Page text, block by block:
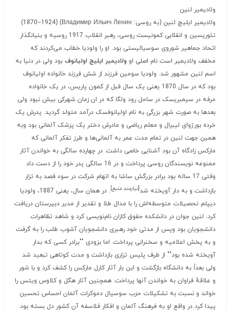
ولادیمیر لنین
ولادیمیر ایلیچ لنین (به روسی: Владимир Ильич Ленин) ‏(1924–1870)
تئوریسین و انقلابی کمونیست روسی، رهبر انقلاب 1917 روسیه و بنیانگذار
اتحاد جماهیر شوروی سوسیالیستی بود. او را ولودیا خطاب می‌کردند که
مخفف ولادیمیر است نام اصلی او ولادیمیر ایلیچ اولیانوف بود ولی در دنیا به
اسم لنین مشهور شد. ولودیا سومین فرزند از شش فرزند خانواده اولیانوف
بود که در سال 1870 یعنی یک سال قبل از کمون پاریس، در یک خانواده
مرفه در سیمبریسک در ساحل رود ولگا که در ان زمان شهرکی بیش نبود ولی
بعدها به صورت شهر بزرگی به نام اولیانوفسک درآمد متولد گردید. پدرش یک
خرده بورژوای لیبرال و معلم ریاضی و مادرش دختر یک پزشک آلمانی بود وبه
همین جهت لنین در تمام مدت عمر به آلمانی‌ها و طرز تفکر آلمانی که
مارکس زادگاه آن بود آشنایی خاصی داشت. در چهارده سالگی به خواندن آثار
ممنوعه نویسندگان روسی پرداخت و در 16 سالگی پدر خود را از دست داد
وقتی 17 ساله بود برادر بزرگش ساشا به اتهام شرکت در سوء قصد به تزار
بازداشت و به دار آویخته شد[نیازمند منبع]
. در همان سال، یعنی 1887، ولودیا
دیپلم تحصیلات متوسطه‌اش را با مدال طلا و تقدیر از مدیر دبیرستان دریافت
کرد. لنین جوان در دانشکده حقوق کازان نام‌نویسی کرد و شاهد تظاهرات
دانشجویان بود وپس از مدتی خود رهبری دانشجویان آشوب طلب را به گرفت
و به پخش اعلامیه و سخنرانی پرداخت. اما بزودی ""برادر کسی که بدار
آویخته شده بود"" از طرف پلیس تزاری بازداشت و مدت کوتاهی تبعید شد
ولی بعداً به دانشگاه بازگشت و این بار آثار کارل مارکس را کشف کرد و با شور
و علاقهٔ فراوان به خواندن آنها پرداخت. همچنین آثار هگل و کلاوس ویتس را
خواند و نسبت به تشکیلات حزب سوسیال دموکرات آلمان احساس تحسین
پیدا کرد در واقع او به فرهنگ آلمان و افکار فلاسفه آن کشور دل بسته بود.